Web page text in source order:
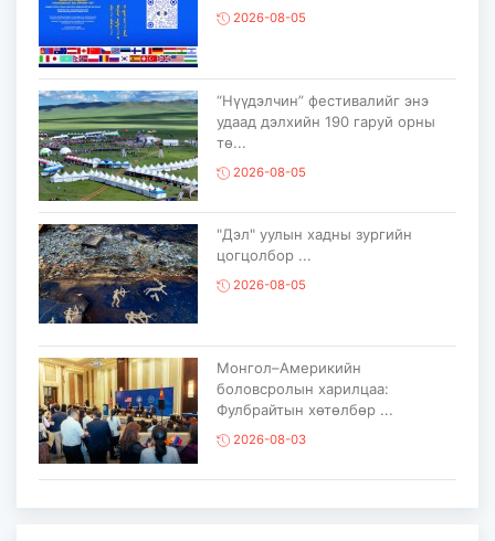
2026-08-05
“Нүүдэлчин” фестивалийг энэ
удаад дэлхийн 190 гаруй орны
тө...
2026-08-05
"Дэл" уулын хадны зургийн
цогцолбор ...
2026-08-05
Монгол–Америкийн
боловсролын харилцаа:
Фулбрайтын хөтөлбөр ...
2026-08-03